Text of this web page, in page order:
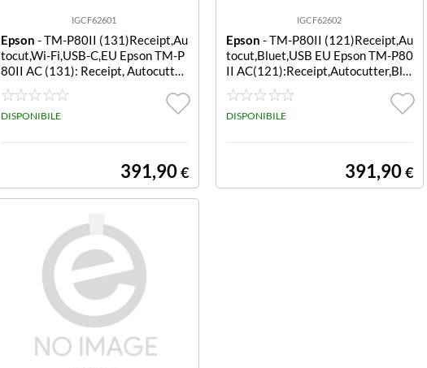
IGCF62601
Epson - TM-P80II (131)Receipt,Au
tocut,Wi-Fi,USB-C,EU Epson TM-P
80II AC (131): Receipt, Autocutter,
Wi-Fi, USB-C, EU
DISPONIBILE
391,90€
IGCF62602
Epson - TM-P80II (121)Receipt,Au
tocut,Bluet,USB EU Epson TM-P80
II AC(121):Receipt,Autocutter,Blu
et,USB-C,EU
DISPONIBILE
391,90€